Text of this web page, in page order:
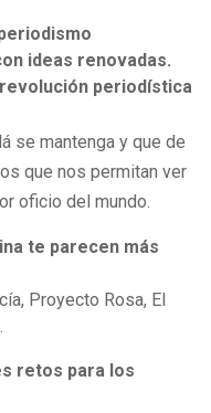
ideas renovadas.
periodística
se mantenga y que de
que nos permitan ver
oficio del mundo.
te parecen más
Proyecto Rosa, El
retos para los